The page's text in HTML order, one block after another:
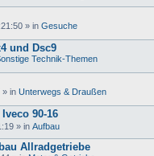
» in Gesuche
und Dsc9
Technik-Themen
» in Unterwegs & Draußen
90-16
» in Aufbau
Allradgetriebe